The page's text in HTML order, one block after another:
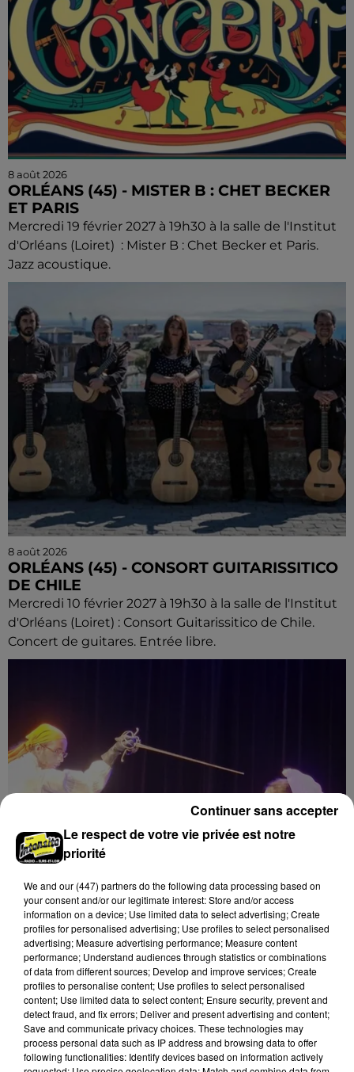
8 août 2026
ORLÉANS (45) - MISTER B : CHET BECKER
ET PARIS
Mercredi 19 février 2027 à 19h30 à la salle de l'Institut
d'Orléans (Loiret) : Mister B : Chet Becker et Paris.
Jazz acoustique.
8 août 2026
ORLÉANS (45) - CONSORT GUITARISSITICO
DE CHILE
Mercredi 10 février 2027 à 19h30 à la salle de l'Institut
d'Orléans (Loiret) : Consort Guitarissitico de Chile.
Concert de guitares. Entrée libre.
8 août 2026
LUISANT - SPECTACLE : COMBAT
CHORÉGRAPHIÉ
Vendredi 28 mai 2027 à 20h30 à la salle André Malraux
de Luisant : Combat chorégraphié. Spectacle-
conférence. Par la Compagnie Armata.
Le respect de votre vie privée est notre
priorité
We and our (447) partnersdo the following data processing based on
your consent and/or our legitimate interest: Store and/or access
information on a device; Use limited data to select advertising; Create
profiles for personalised advertising; Use profiles to select personalised
advertising; Measure advertising performance; Measure content
performance; Understand audiences through statistics or combinations
of data from different sources; Develop and improve services; Create
profiles to personalise content; Use profiles to select personalised
content; Use limited data to select content; Ensure security, prevent and
detect fraud, and fix errors; Deliver and present advertising and content;
Save and communicate privacy choices. These technologies may
process personal data such as IP address and browsing data to offer
following functionalities: Identify devices based on information actively
Continuer sans accepter